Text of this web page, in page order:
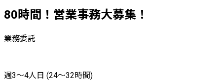
80時間！営業事務大募集！
業務委託
週3〜4人日 (24〜32時間)